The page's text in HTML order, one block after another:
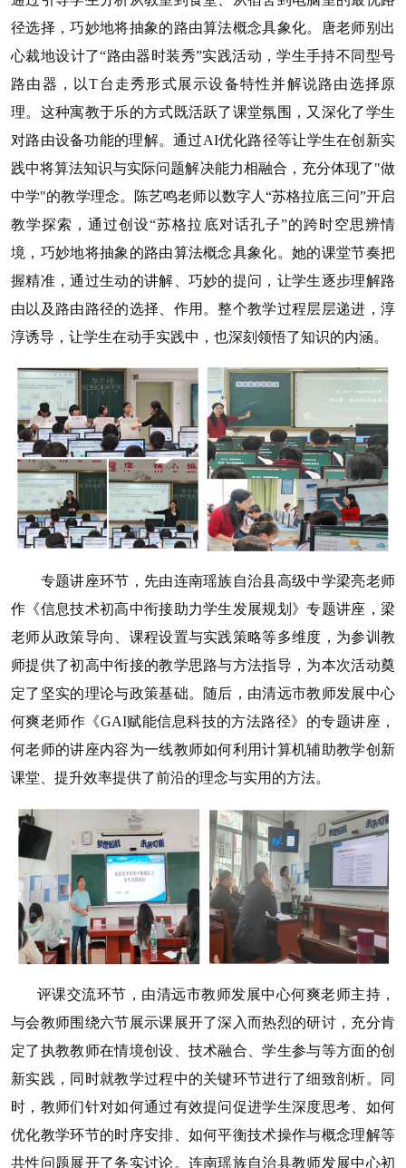
径选择，巧妙地将抽象的路由算法概念具象化。唐老师别出
心裁地设计了“路由器时装秀”实践活动，学生手持不同型号
路由器，以T台走秀形式展示设备特性并解说路由选择原
理。这种寓教于乐的方式既活跃了课堂氛围，又深化了学生
对路由设备功能的理解。通过AI优化路径等让学生在创新实
践中将算法知识与实际问题解决能力相融合，充分体现了"做
中学"的教学理念。陈艺鸣老师以数字人“苏格拉底三问”开启
教学探索，通过创设“苏格拉底对话孔子”的跨时空思辨情
境，巧妙地将抽象的路由算法概念具象化。她的课堂节奏把
握精准，通过生动的讲解、巧妙的提问，让学生逐步理解路
由以及路由路径的选择、作用。整个教学过程层层递进，淳
淳诱导，让学生在动手实践中，也深刻领悟了知识的内涵。
专题讲座环节，先由连南瑶族自治县高级中学梁亮老师
作《信息技术初高中衔接助力学生发展规划》专题讲座，梁
老师从政策导向、课程设置与实践策略等多维度，为参训教
师提供了初高中衔接的教学思路与方法指导，为本次活动奠
定了坚实的理论与政策基础。随后，由清远市教师发展中心
何爽老师作《GAI赋能信息科技的方法路径》的专题讲座，
何老师的讲座内容为一线教师如何利用计算机辅助教学创新
课堂、提升效率提供了前沿的理念与实用的方法。
评课交流环节，由清远市教师发展中心何爽老师主持，
与会教师围绕六节展示课展开了深入而热烈的研讨，充分肯
定了执教教师在情境创设、技术融合、学生参与等方面的创
新实践，同时就教学过程中的关键环节进行了细致剖析。同
时，教师们针对如何通过有效提问促进学生深度思考、如何
优化教学环节的时序安排、如何平衡技术操作与概念理解等
共性问题展开了务实讨论。连南瑶族自治县教师发展中心初